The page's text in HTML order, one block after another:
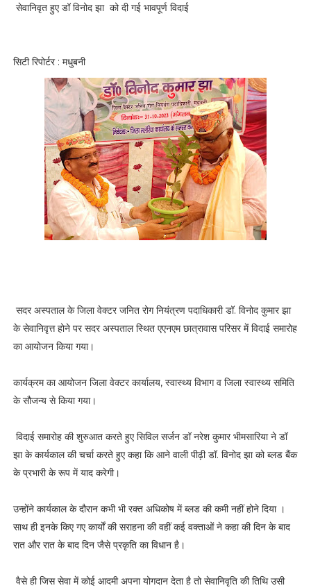
सेवानिवृत हुए डॉ विनोद झा को दी गई भावपूर्ण विदाई
सिटी रिपोर्टर : मधुबनी
सदर अस्पताल के जिला वेक्टर जनित रोग नियंत्रण पदाधिकारी डॉ. विनोद कुमार झा
के सेवानिवृत्त होने पर सदर अस्पताल स्थित एएनएम छात्रावास परिसर में विदाई समारोह
का आयोजन किया गया।
कार्यक्रम का आयोजन जिला वेक्टर कार्यालय, स्वास्थ्य विभाग व जिला स्वास्थ्य समिति
के सौजन्य से किया गया।
विदाई समारोह की शुरुआत करते हुए सिविल सर्जन डॉ नरेश कुमार भीमसारिया ने डॉ
झा के कार्यकाल की चर्चा करते हुए कहा कि आने वाली पीढ़ी डॉ. विनोद झा को ब्लड बैंक
के प्रभारी के रूप में याद करेगी।
उन्होंने कार्यकाल के दौरान कभी भी रक्त अधिकोष में ब्लड की कमी नहीं होने दिया ।
साथ ही इनके किए गए कार्यों की सराहना की वहीं कई वक्ताओं ने कहा की दिन के बाद
रात और रात के बाद दिन जैसे प्रकृति का विधान है।
वैसे ही जिस सेवा में कोई आदमी अपना योगदान देता है तो सेवानिवृति की तिथि उसी